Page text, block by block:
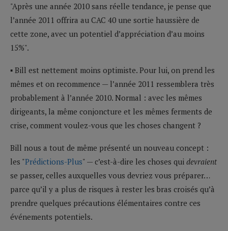
"Après une année 2010 sans réelle tendance, je pense que
l’année 2011 offrira au CAC 40 une sortie haussière de
cette zone, avec un potentiel d’appréciation d’au moins
15%".
▪ Bill est nettement moins optimiste. Pour lui, on prend les
mêmes et on recommence — l’année 2011 ressemblera très
probablement à l’année 2010. Normal : avec les mêmes
dirigeants, la même conjoncture et les mêmes ferments de
crise, comment voulez-vous que les choses changent ?
Bill nous a tout de même présenté un nouveau concept :
les "Prédictions-Plus" — c’est-à-dire les choses qui devraient
se passer, celles auxquelles vous devriez vous préparer…
parce qu’il y a plus de risques à rester les bras croisés qu’à
prendre quelques précautions élémentaires contre ces
événements potentiels.